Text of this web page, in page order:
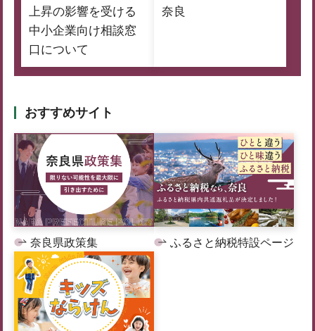
上昇の影響を受ける
中小企業向け相談窓
口について
奈良
おすすめサイト
奈良県政策集 ふるさと納税特設ページ